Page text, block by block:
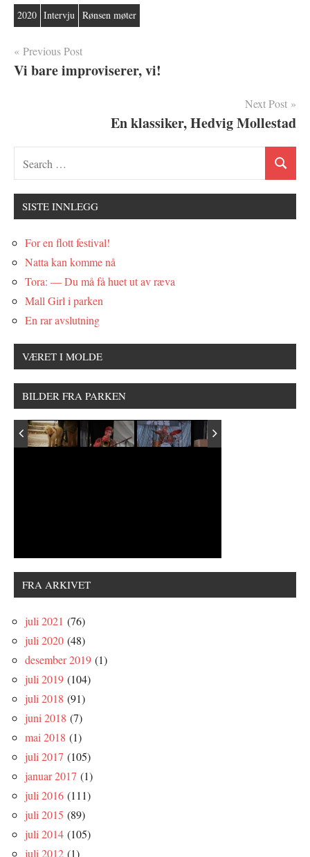
2020 Intervju Rønsen møter
Innleggsnavigasjon
Previous Post
Vi bare improviserer, vi!
Next Post
En klassiker, Hedvig Mollestad
SISTE INNLEGG
For en flott festival!
Natta kan komme nå
Tora: — Du må få huet ut av ræva
Mall Girl i parken
En rar avslutning
VÆRET I MOLDE
BILDER FRA PARKEN
FRA ARKIVET
juli 2021 (76)
juli 2020 (48)
desember 2019 (1)
juli 2019 (104)
juli 2018 (91)
juni 2018 (7)
mai 2018 (1)
juli 2017 (105)
januar 2017 (1)
juli 2016 (111)
juli 2015 (89)
juli 2014 (105)
juli 2012 (1)